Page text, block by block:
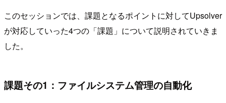
このセッションでは、課題となるポイントに対してUpsolver
が対応していった4つの「課題」について説明されていきま
した。
課題その1：ファイルシステム管理の自動化